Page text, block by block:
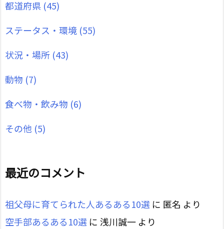
都道府県 (45)
ステータス・環境 (55)
状況・場所 (43)
動物 (7)
食べ物・飲み物 (6)
その他 (5)
最近のコメント
祖父母に育てられた人あるある10選 に 匿名 より
空手部あるある10選 に 浅川誠一 より